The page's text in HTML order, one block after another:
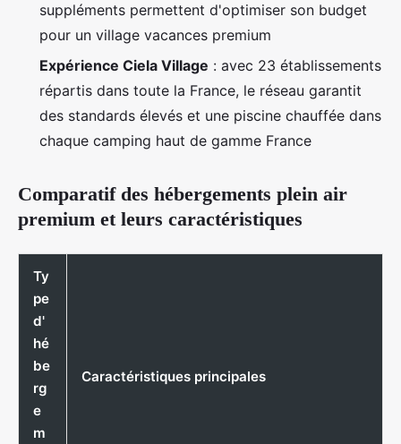
suppléments permettent d'optimiser son budget
pour un village vacances premium
Expérience Ciela Village : avec 23 établissements
répartis dans toute la France, le réseau garantit
des standards élevés et une piscine chauffée dans
chaque camping haut de gamme France
Comparatif des hébergements plein air
premium et leurs caractéristiques
Ty
pe
d'
hé
be
rg
e
m
Caractéristiques principales